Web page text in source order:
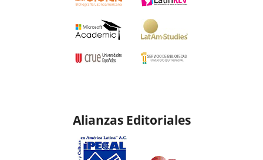
Alianzas Editoriales